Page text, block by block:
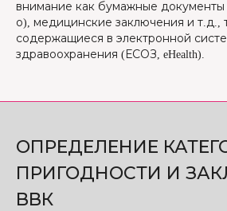
внимание как бумажные
о), медицинские заключения и т.д.,
содержащиеся в электронной
здравоохранения (ЕСОЗ, eHealth).
ОПРЕДЕЛЕНИЕ
ПРИГОДНОСТИ И
ВВК